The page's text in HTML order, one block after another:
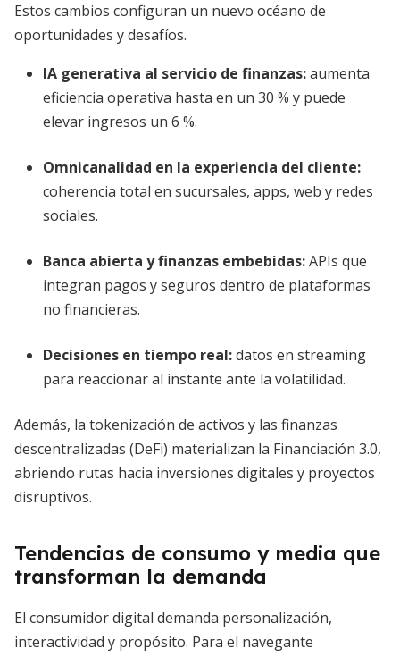
Estos cambios configuran un nuevo océano de
oportunidades y desafíos.
IA generativa al servicio de finanzas:aumenta
eficiencia operativa hasta en un 30 % y puede
elevar ingresos un 6 %.
Omnicanalidad en la experiencia del cliente:
coherencia total en sucursales, apps, web y redes
sociales.
Banca abierta y finanzas embebidas:APIs que
integran pagos y seguros dentro de plataformas
no financieras.
Decisiones en tiempo real:datos en streaming
para reaccionar al instante ante la volatilidad.
Además, la tokenización de activos y las finanzas
descentralizadas (DeFi) materializan la Financiación 3.0,
abriendo rutas hacia inversiones digitales y proyectos
disruptivos.
Tendencias de consumo y media que
transforman la demanda
El consumidor digital demanda personalización,
interactividad y propósito. Para el navegante